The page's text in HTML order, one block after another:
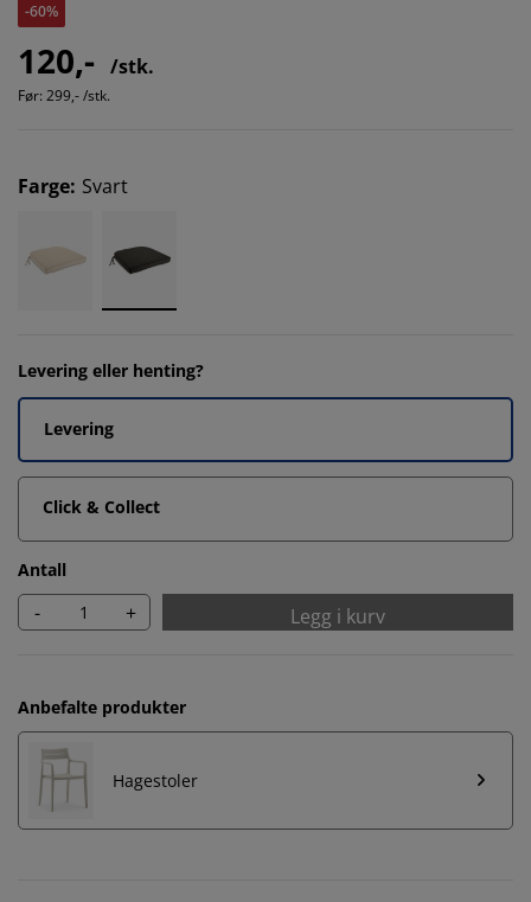
-60%
120,- /stk.
Før: 299,- /stk.
Farge: Svart
Levering eller henting?
Levering
Click & Collect
Antall
- + Legg i kurv
Anbefalte produkter
Hagestoler